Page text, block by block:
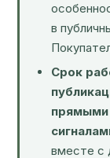
в
Срок
прямыми
вместе с